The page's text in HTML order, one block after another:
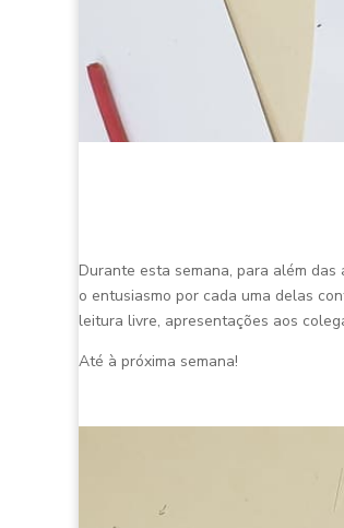
Durante esta semana, para além
o entusiasmo por cada uma delas
leitura livre, apresentações aos
Até à próxima semana!